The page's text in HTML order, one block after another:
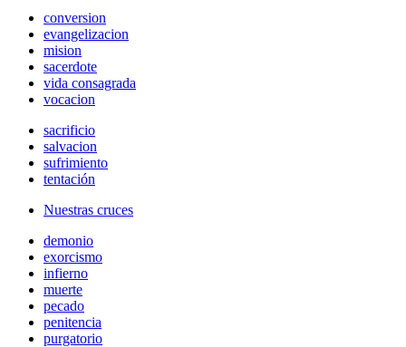
conversion
evangelizacion
mision
sacerdote
vida consagrada
vocacion
sacrificio
salvacion
sufrimiento
tentación
Nuestras cruces
demonio
exorcismo
infierno
muerte
pecado
penitencia
purgatorio